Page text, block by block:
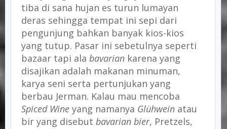
tiba di sana hujan es turun lumayan
deras sehingga tempat ini sepi dari
pengunjung bahkan banyak kios-kios
yang tutup. Pasar ini sebetulnya seperti
bazaar tapi ala bavarian karena yang
disajikan adalah makanan minuman,
karya seni serta pertunjukan yang
berbau Jerman. Kalau mau mencoba
Spiced Wine yang namanya Glühwein atau
bir yang disebut bavarian bier, Pretzels,